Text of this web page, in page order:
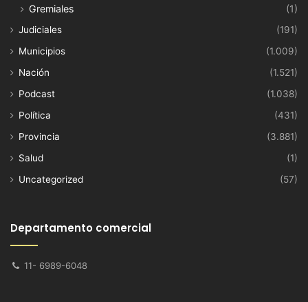
Gremiales (1)
Judiciales
(191)
Municipios
(1.009)
Nación
(1.521)
Podcast
(1.038)
Política
(431)
Provincia
(3.881)
Salud
(1)
Uncategorized
(57)
Departamento comercial
11- 6989-6048